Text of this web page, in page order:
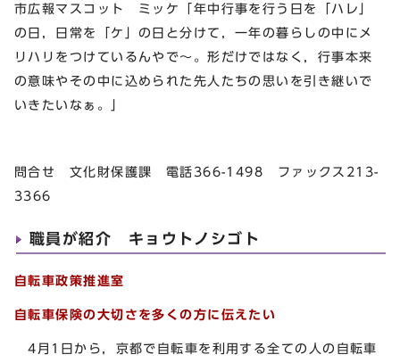
市広報マスコット ミッケ「年中行事を行う日を「ハレ」
の日，日常を「ケ」の日と分けて，一年の暮らしの中にメ
リハリをつけているんやで～。形だけではなく，行事本来
の意味やその中に込められた先人たちの思いを引き継いで
いきたいなぁ。」
問合せ 文化財保護課 電話366-1498 ファックス213-
3366
職員が紹介 キョウトノシゴト
自転車政策推進室
自転車保険の大切さを多くの方に伝えたい
4月1日から，京都で自転車を利用する全ての人の自転車